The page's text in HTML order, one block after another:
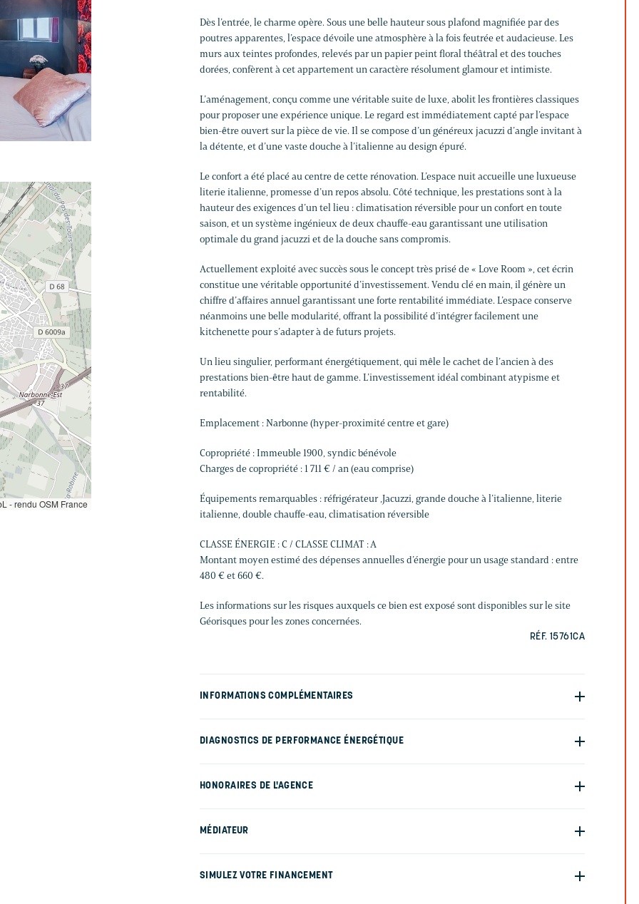
Dès l’entrée, le charme opère. Sous une belle hauteur sous plafond magnifiée par des
poutres apparentes, l’espace dévoile une atmosphère à la fois feutrée et audacieuse. Les
murs aux teintes profondes, relevés par un papier peint floral théâtral et des touches
dorées, confèrent à cet appartement un caractère résolument glamour et intimiste.
L’aménagement, conçu comme une véritable suite de luxe, abolit les frontières classiques
pour proposer une expérience unique. Le regard est immédiatement capté par l’espace
bien-être ouvert sur la pièce de vie. Il se compose d’un généreux jacuzzi d’angle invitant à
la détente, et d’une vaste douche à l’italienne au design épuré.
Le confort a été placé au centre de cette rénovation. L’espace nuit accueille une luxueuse
literie italienne, promesse d’un repos absolu. Côté technique, les prestations sont à la
hauteur des exigences d’un tel lieu : climatisation réversible pour un confort en toute
saison, et un système ingénieux de deux chauffe-eau garantissant une utilisation
optimale du grand jacuzzi et de la douche sans compromis.
Actuellement exploité avec succès sous le concept très prisé de « Love Room », cet écrin
constitue une véritable opportunité d’investissement. Vendu clé en main, il génère un
chiffre d’affaires annuel garantissant une forte rentabilité immédiate. L’espace conserve
néanmoins une belle modularité, offrant la possibilité d’intégrer facilement une
kitchenette pour s’adapter à de futurs projets.
Un lieu singulier, performant énergétiquement, qui mêle le cachet de l’ancien à des
prestations bien-être haut de gamme. L’investissement idéal combinant atypisme et
rentabilité.
Emplacement : Narbonne (hyper-proximité centre et gare)
Copropriété : Immeuble 1900, syndic bénévole
Charges de copropriété : 1 711 € / an (eau comprise)
Équipements remarquables : réfrigérateur ,Jacuzzi, grande douche à l’italienne, literie
italienne, double chauffe-eau, climatisation réversible
CLASSE ÉNERGIE : C / CLASSE CLIMAT : A
Montant moyen estimé des dépenses annuelles d’énergie pour un usage standard : entre
480 € et 660 €.
Les informations sur les risques auxquels ce bien est exposé sont disponibles sur le site
Géorisques pour les zones concernées.
RÉF. 15761CA
INFORMATIONS COMPLÉMENTAIRES
DIAGNOSTICS DE PERFORMANCE ÉNERGÉTIQUE
HONORAIRES DE L'AGENCE
MÉDIATEUR
SIMULEZ VOTRE FINANCEMENT
- rendu OSM France